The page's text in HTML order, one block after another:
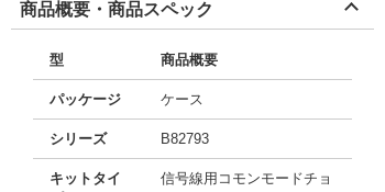
商品概要・商品スペック
型 商品概要
パッケージ ケース
シリーズ B82793
キットタイ
信号線用コモンモードチョ